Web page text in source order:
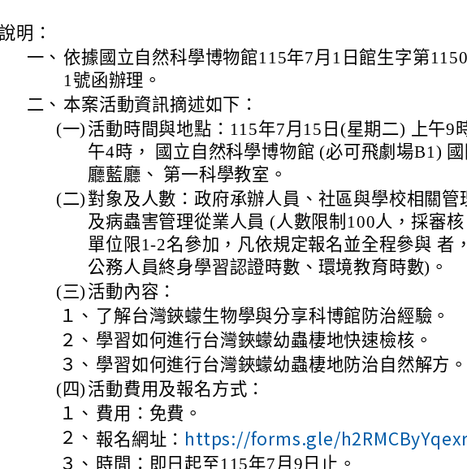
明：
一、 依據國立自然科學博物館115年7月1日館生字第
1號函辦理。
二、 本案活動資訊摘述如下：
(一) 活動時間與地點：115年7月15日(星期二) 上午9
午4時， 國立自然科學博物館 (必可飛劇場B1)
廳藍廳、 第一科學教室。
(二) 對象及人數：政府承辦人員、社區與學校相關管
及病蟲害管理從業人員 (人數限制100人，採審
單位限1-2名參加，凡依規定報名並全程參與 者
公務人員終身學習認證時數、環境教育時數)。
(三) 活動內容：
１、 了解台灣鋏蠓生物學與分享科博館防治經驗。
２、 學習如何進行台灣鋏蠓幼蟲棲地快速檢核。
３、 學習如何進行台灣鋏蠓幼蟲棲地防治自然解方。
(四) 活動費用及報名方式：
１、 費用：免費。
２、 報名網址： https://forms.gle/
３、 時間：即日起至115年7月9日止。